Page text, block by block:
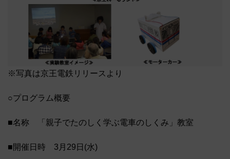
※写真は京王電鉄リリースより
○プログラム概要
■名称 「親子でたのしく学ぶ電車のしくみ」教室
■開催日時 3月29日(水)